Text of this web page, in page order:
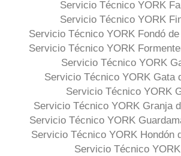
Servicio Técnico YORK
Servicio Técnico YORK
Servicio Técnico YORK Fondó
Servicio Técnico YORK
Servicio Técnico YORK
Servicio Técnico YORK Gata
Servicio Técnico YORK
Servicio Técnico YORK Granja
Servicio Técnico YORK
Servicio Técnico YORK Hondón
Servicio Técnico